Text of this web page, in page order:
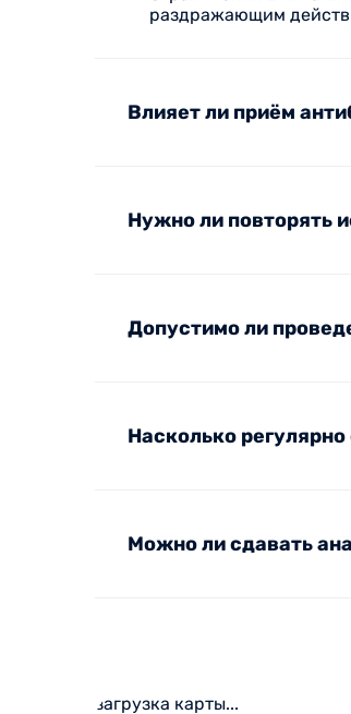
раздражающим
Влияет ли приём
Нужно ли повторять
Допустимо ли
Насколько
Можно ли сдавать
загрузка карты...